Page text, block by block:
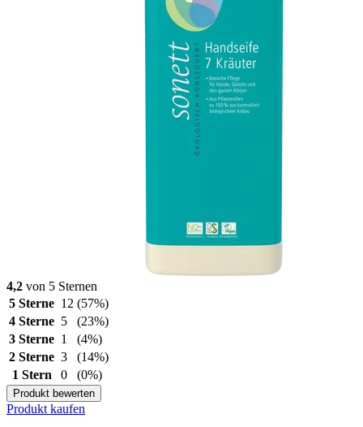
4,2 von 5 Sternen
5 Sterne 12 (57%)
4 Sterne 5
(23%)
3 Sterne 1
(4%)
2 Sterne 3
(14%)
1 Stern
0 (0%)
Produkt bewerten
Produkt kaufen